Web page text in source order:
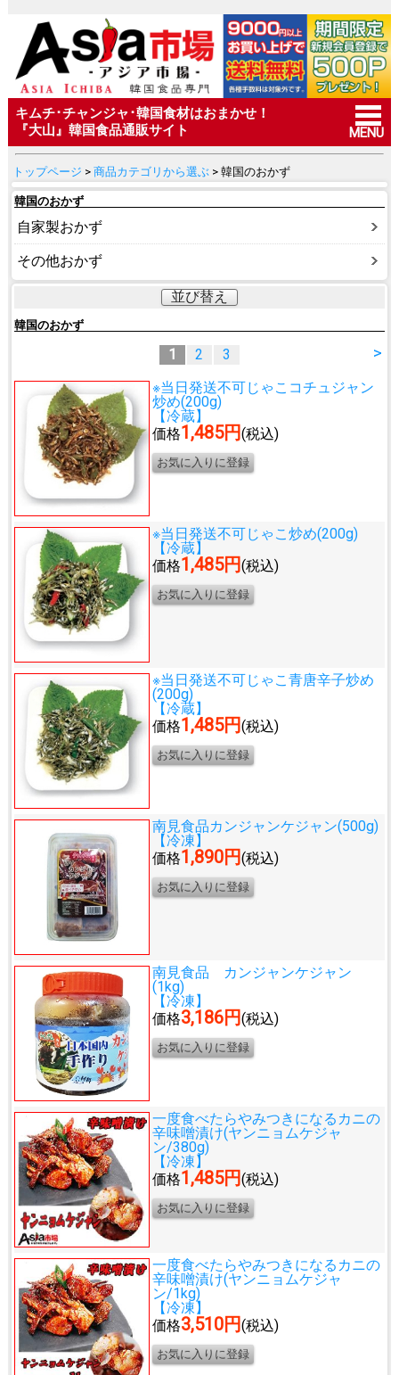
キムチ･チャンジャ･韓国食材はおまかせ！
『大山』韓国食品通販サイト
MENU
トップページ > 商品カテゴリから選ぶ> 韓国のおかず
韓国のおかず
自家製おかず
その他おかず
並び替え
韓国のおかず
>
1 2
3
※当日発送不可じゃこコチュジャン
炒め(200g)
【冷蔵】
価格1,485円(税込)
※当日発送不可じゃこ炒め(200g)
【冷蔵】
価格1,485円(税込)
※当日発送不可じゃこ青唐辛子炒め
(200g)
【冷蔵】
価格1,485円(税込)
南見食品カンジャンケジャン(500g)
【冷凍】
価格1,890円(税込)
南見食品 カンジャンケジャン
(1kg)
【冷凍】
価格3,186円(税込)
一度食べたらやみつきになる カニの
辛味噌漬け(ヤンニョムケジャ
ン/380g)
【冷凍】
価格1,485円(税込)
一度食べたらやみつきになる カニの
辛味噌漬け(ヤンニョムケジャ
ン/1kg)
【冷凍】
価格3,510円(税込)